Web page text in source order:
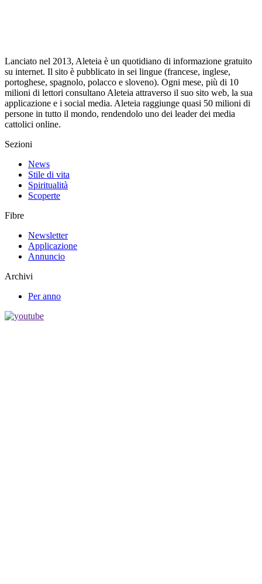
Lanciato nel 2013, Aleteia è un quotidiano di informazione gratuito
su internet. Il sito è pubblicato in sei lingue (francese, inglese,
portoghese, spagnolo, polacco e sloveno). Ogni mese, più di 10
milioni di lettori consultano Aleteia attraverso il suo sito web, la sua
applicazione e i social media. Aleteia raggiunge quasi 50 milioni di
persone in tutto il mondo, rendendolo uno dei leader dei media
cattolici online.
Sezioni
News
Stile di vita
Spiritualità
Scoperte
Fibre
Newsletter
Applicazione
Annuncio
Archivi
Per anno